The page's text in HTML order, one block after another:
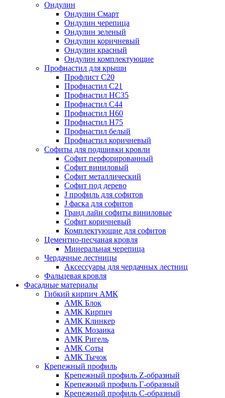
Ондулин
Ондулин Смарт
Ондулин черепица
Ондулин зеленый
Ондулин коричневый
Ондулин красный
Ондулин комплектующие
Профнастил для крыши
Профлист С20
Профнастил С21
Профнастил НС35
Профнастил С44
Профнастил Н60
Профнастил Н75
Профнастил белый
Профнастил коричневый
Софиты для подшивки кровли
Cофит перфорированный
Софит виниловый
Софит металлический
Софит под дерево
J профиль для софитов
J фаска для софитов
Гранд лайн софиты виниловые
Софит коричневый
Комплектующие для софитов
Цементно-песчаная кровля
Минеральная черепица
Чердачные лестницы
Аксессуары для чердачных лестниц
Фальцевая кровля
Фасадные материалы
Гибкий кирпич АМК
АМК Блок
АМК Кирпич
АМК Клинкер
АМК Мозаика
АМК Ригель
АМК Соты
АМК Тычок
Крепежный профиль
Крепежный профиль Z-образный
Крепежный профиль Г-образный
Крепежный профиль С-образный